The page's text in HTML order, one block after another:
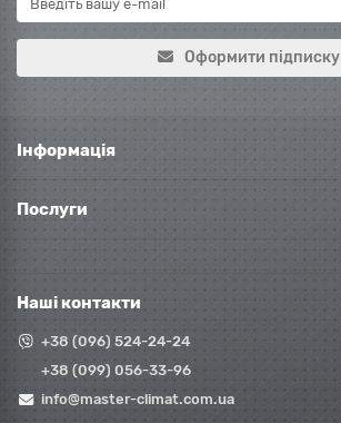
Оформити підписку
Інформація
Послуги
Наші контакти
+38 (096) 524-24-24
+38 (099) 056-33-96
info@master-climat.com.ua